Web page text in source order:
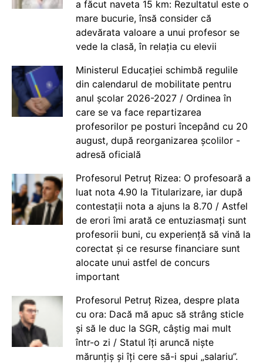
a făcut naveta 15 km: Rezultatul este o
mare bucurie, însă consider că
adevărata valoare a unui profesor se
vede la clasă, în relația cu elevii
Ministerul Educației schimbă regulile
din calendarul de mobilitate pentru
anul școlar 2026-2027 / Ordinea în
care se va face repartizarea
profesorilor pe posturi începând cu 20
august, după reorganizarea școlilor -
adresă oficială
Profesorul Petruț Rizea: O profesoară a
luat nota 4.90 la Titularizare, iar după
contestații nota a ajuns la 8.70 / Astfel
de erori îmi arată ce entuziasmați sunt
profesorii buni, cu experiență să vină la
corectat și ce resurse financiare sunt
alocate unui astfel de concurs
important
Profesorul Petruț Rizea, despre plata
cu ora: Dacă mă apuc să strâng sticle
și să le duc la SGR, câștig mai mult
într-o zi / Statul îți aruncă niște
mărunțiș și îți cere să-i spui „salariu”.